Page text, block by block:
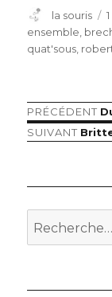
Auteur
la souris
ensemble
quat'sous
l’article
PRÉCÉDENT
SUIVANT
Recherche
pour